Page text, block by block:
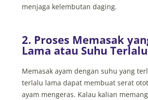
menjaga kelembutan daging.
2. Proses Memasak
Lama atau Suhu
Memasak ayam dengan suhu yang
terlalu lama dapat membuat serat
ayam mengeras. Kalau kalian